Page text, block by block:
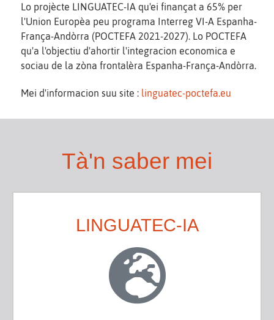
Lo projècte LINGUATEC-IA qu'ei finançat a 65% per
l'Union Europèa peu programa Interreg VI-A Espanha-
França-Andòrra (POCTEFA 2021-2027). Lo POCTEFA
qu'a l'objectiu d'ahortir l'integracion economica e
sociau de la zòna frontalèra Espanha-França-Andòrra.
Mei d'informacion suu site : linguatec-poctefa.eu
Tà'n saber mei
LINGUATEC-IA